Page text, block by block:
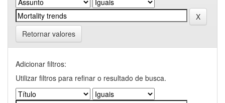
Retornar valores
Adicionar filtros:
Utilizar filtros para refinar o resultado de busca.